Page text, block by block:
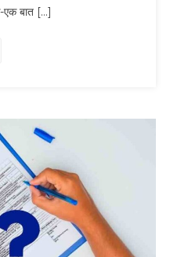
एक बात […]